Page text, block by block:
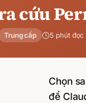
cứu
Trung cấp 5 phút đọc
Chọn
để